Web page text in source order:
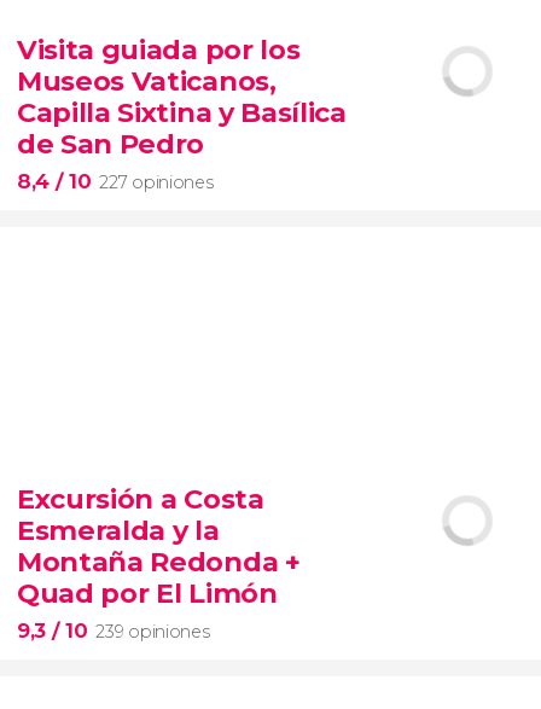
tour de contrastes de Nueva York VIP
barrios de Queens, Brooklyn, el Bronx y
Long Island
City grupos reducidos
Visita guiada por los
Museos Vaticanos,
Capilla Sixtina y Basílica
de San Pedro
8,4 / 10 227 opiniones
Piedad
Museos Vaticanos
Basílica de San
Pedro
Excursión a Costa
Esmeralda y la
Montaña Redonda +
Quad por El Limón
9,3 / 10 239 opiniones